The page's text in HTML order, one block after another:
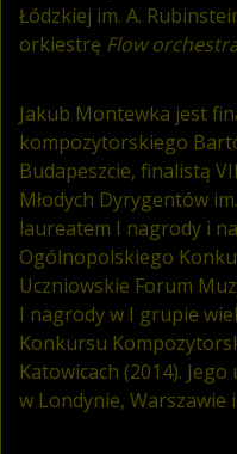
Łódzkiej im. A.
orkiestrę Flow
Jakub Montewka jest
kompozytorskiego
Budapeszcie, finalistą
Młodych Dyrygentów
laureatem I nagrody i
Ogólnopolskiego
Uczniowskie Forum
I nagrody w I grupie
Konkursu
Katowicach (2014).
w Londynie, Warszawie